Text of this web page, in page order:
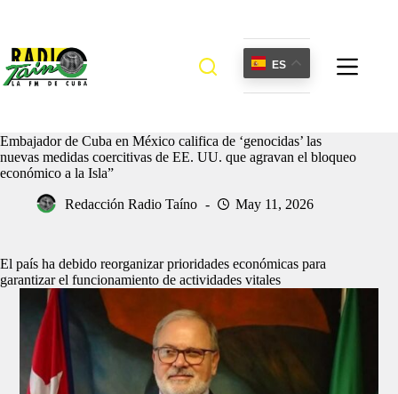
ES
Embajador de Cuba en México califica de ‘genocidas’ las
nuevas medidas coercitivas de EE. UU. que agravan el bloqueo
económico a la Isla”
Redacción Radio Taíno May 11, 2026
El país ha debido reorganizar prioridades económicas para
garantizar el funcionamiento de actividades vitales